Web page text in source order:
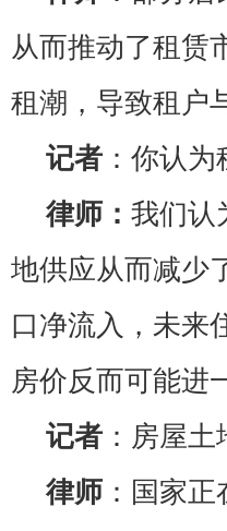
从而推动了租赁
租潮，导致租户
记者 ：你认
律师： 我们认
地供应从而减少
口净流入，未来
房价反而可能进
记者 ：房屋
律师 ：国家